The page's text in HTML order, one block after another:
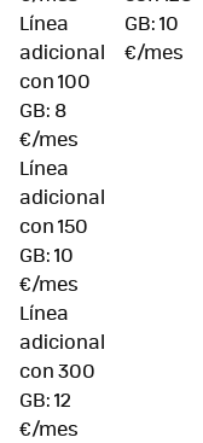
Línea
adicional
con 100
GB: 8
€/mes
Línea
adicional
con 150
GB: 10
€/mes
Línea
adicional
con 300
GB: 12
€/mes
GB: 10
€/mes